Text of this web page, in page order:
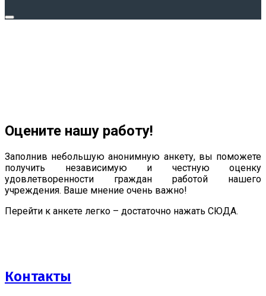
Оцените нашу работу!
Заполнив небольшую анонимную анкету, вы поможете
получить независимую и честную оценку
удовлетворенности граждан работой нашего
учреждения. Ваше мнение очень важно!
Перейти к анкете легко – достаточно нажать СЮДА.
Контакты